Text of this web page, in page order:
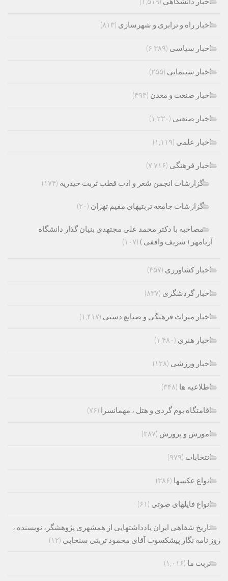
اخبار راه و ترابری و شهرسازی (۸۱۳)
اخبار سیاسی (۶,۳۸۹)
اخبار سینمایی (۲۵۵)
اخبار صنعت و معدن (۴۹۴)
اخبار صنعتی (۱,۲۳۰)
اخبار علمی (۱,۱۱۹)
اخبار فرهنگی (۷,۷۱۶)
گزارشات انجمن شعر و ادب قطب تربت حیدریه (۱۷۴)
گزارشات جامعه تربتیهای مقیم تهران (۲۰)
مصاحبه با دکتر محمد علی مجتهدی بنیان گذار دانشگاه
آریامهر ( شریف واقفی ) (۱۰۷)
اخبار کشاورزی (۴۵۷)
اخبار گردشگری (۸۳۷)
اخبار میراث فرهنگی و صنایع دستی (۱,۴۱۷)
اخبار هنری (۱,۴۸۰)
اخبار ورزشی (۱۲۸)
اطلاعیه ها (۳۴۸)
اقامتگاه بوم گردی و هتل ، مهمانسرا (۷۶)
اموزش و پرورش (۲۸۷)
انتخابات (۹۷۹)
انواع عکسها (۳۸۶)
انواع فایلهای صوتی (۶۱)
تاریخ شفاهی ایران یادداشتهایی از همشهری پژوهشگر، نویسنده ،
روز نامه نگار پیشکسوت آقای محمود تربتی سنجابی (۱۲)
تربت ما (۱,۰۱۶)